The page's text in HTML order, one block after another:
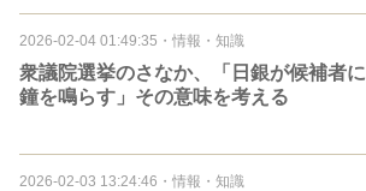
2026-02-04 01:49:35 ・ 情報・知識
衆議院選挙のさなか、「日銀が候補者に
鐘を鳴らす」その意味を考える
2026-02-03 13:24:46 ・ 情報・知識